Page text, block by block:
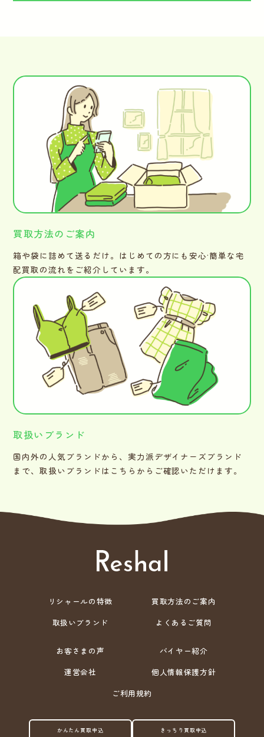
買取方法のご案内
箱や袋に詰めて送るだけ。はじめての方にも安心·簡単な宅
配買取の流れをご紹介しています。
取扱いブランド
国内外の人気ブランドから、実力派デザイナーズブランド
まで、取扱いブランドはこちらからご確認いただけます。
リシャールの特徴
買取方法のご案内
取扱いブランド
よくあるご質問
お客さまの声
バイヤー紹介
運営会社
個人情報保護方針
ご利用規約
かんたん買取申込 きっちり買取申込